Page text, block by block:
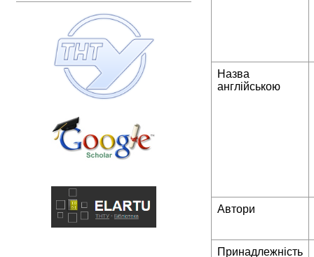
Назва
англійською
Автори
Принадлежність